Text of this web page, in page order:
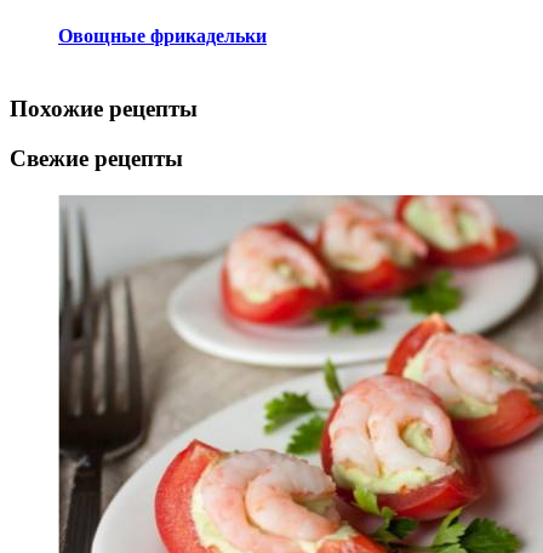
Овощные фрикадельки
Похожие рецепты
Свежие рецепты